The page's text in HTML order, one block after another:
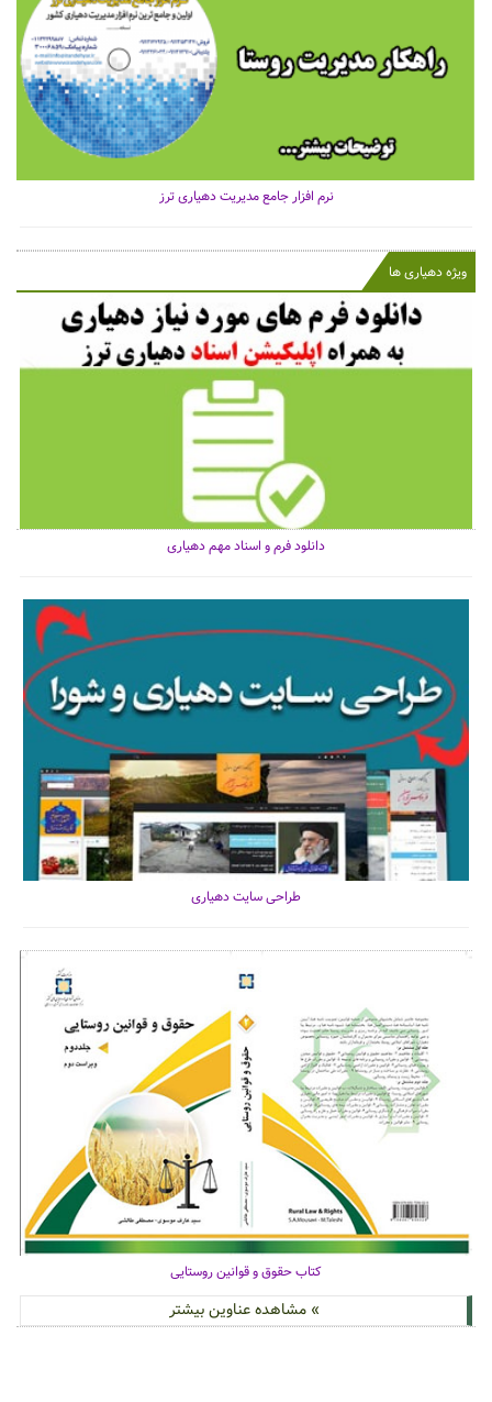
نرم افزار جامع مدیریت دهیاری ترز
ویژه دهیاری ها
دانلود فرم و اسناد مهم دهیاری
طراحی سایت دهیاری
کتاب حقوق و قوانین روستایی
» مشاهده عناوین بیشتر